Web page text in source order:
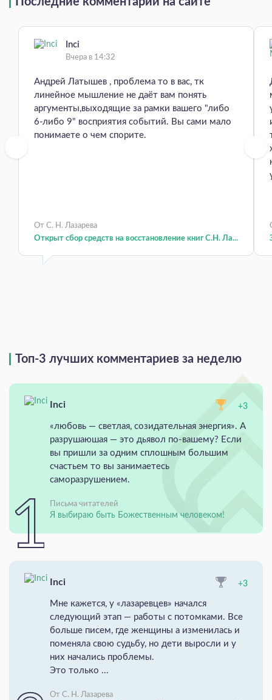
Inci
Вчера в 14:32
Андрей Латышев , проблема то в вас, тк
линейное мышление не даёт вам понять
аргументы,выходящие за рамки вашего "либо
6-либо 9" восприятия событий. Вы сами мало
понимаете о чем спорите.
От С. Н. Лазарева
Открыт сбор средств на восстановление книг С.Н. Ла...
Топ-3 лучших комментариев за неделю
Inci +3
«любовь — светлая, созидательная энергия». А
разрушаюшая — это дьявол по-вашему? Если
вы пришли за одним сплошным большим
счастьем то вы занимаетесь
саморазрушением.
Письма читателей
Я выбираю быть Божественным человеком!
Inci +3
Мне кажется, у «лазаревцев» начался
следующий этап — работы с потомками. Все
больше писем, где женщины а изменилась и
поменяла свою судьбу, но дети выросли и у
них начались проблемы.
Это только ...
От С. Н. Лазарева